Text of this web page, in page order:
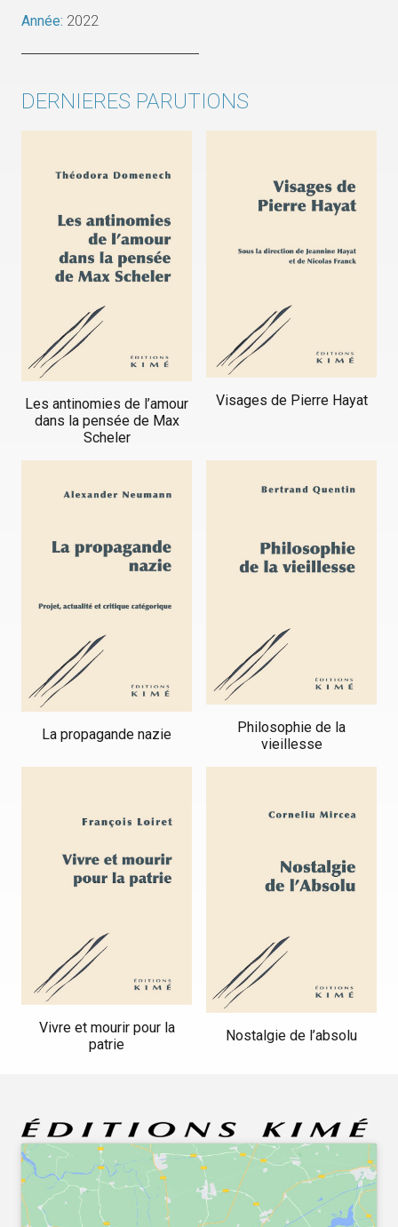
Année: 2022
DERNIERES PARUTIONS
Les antinomies de l’amour
dans la pensée de Max
Scheler
Visages de Pierre Hayat
La propagande nazie
Philosophie de la
vieillesse
Vivre et mourir pour la
patrie
Nostalgie de l’absolu